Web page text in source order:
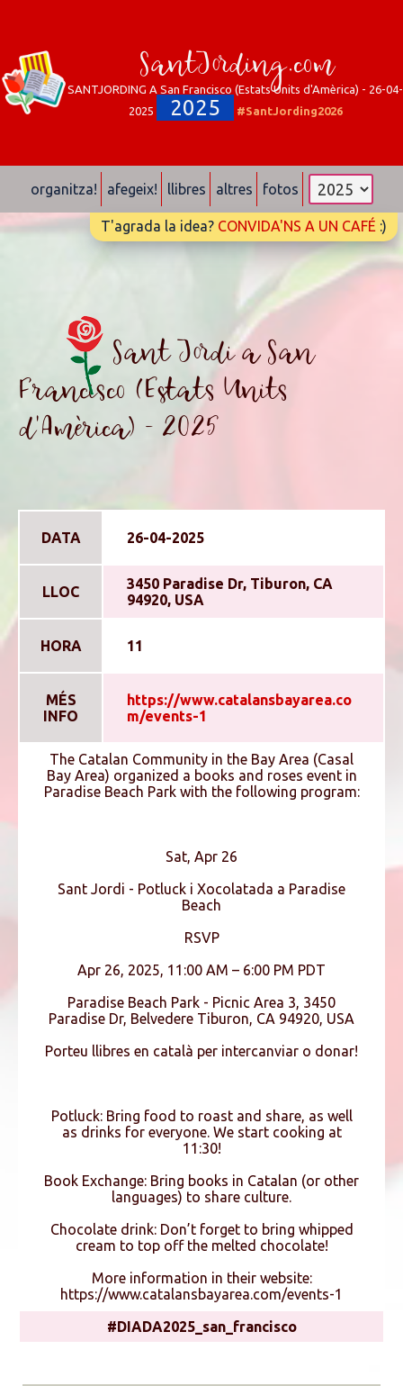
SantJording.com
SANTJORDING A San Francisco (Estats Units d'Amèrica) - 26-04-
2025
2025 #SantJording2026
organitza! afegeix! llibres altres fotos
T'agrada la idea? CONVIDA'NS A UN CAFÉ :)
Sant Jordi a San
Francisco (Estats Units
d'Amèrica) - 2025
DATA 26-04-2025
LLOC
3450 Paradise Dr, Tiburon, CA
94920, USA
HORA 11
MÉS
INFO
https://www.catalansbayarea.co
m/events-1
The Catalan Community in the Bay Area (Casal
Bay Area) organized a books and roses event in
Paradise Beach Park with the following program:
Sat, Apr 26
Sant Jordi - Potluck i Xocolatada a Paradise
Beach
RSVP
Apr 26, 2025, 11:00 AM – 6:00 PM PDT
Paradise Beach Park - Picnic Area 3, 3450
Paradise Dr, Belvedere Tiburon, CA 94920, USA
Porteu llibres en català per intercanviar o donar!
Potluck: Bring food to roast and share, as well
as drinks for everyone. We start cooking at
11:30!
Book Exchange: Bring books in Catalan (or other
languages) to share culture.
Chocolate drink: Don’t forget to bring whipped
cream to top off the melted chocolate!
More information in their website:
https://www.catalansbayarea.com/events-1
#DIADA2025_san_francisco